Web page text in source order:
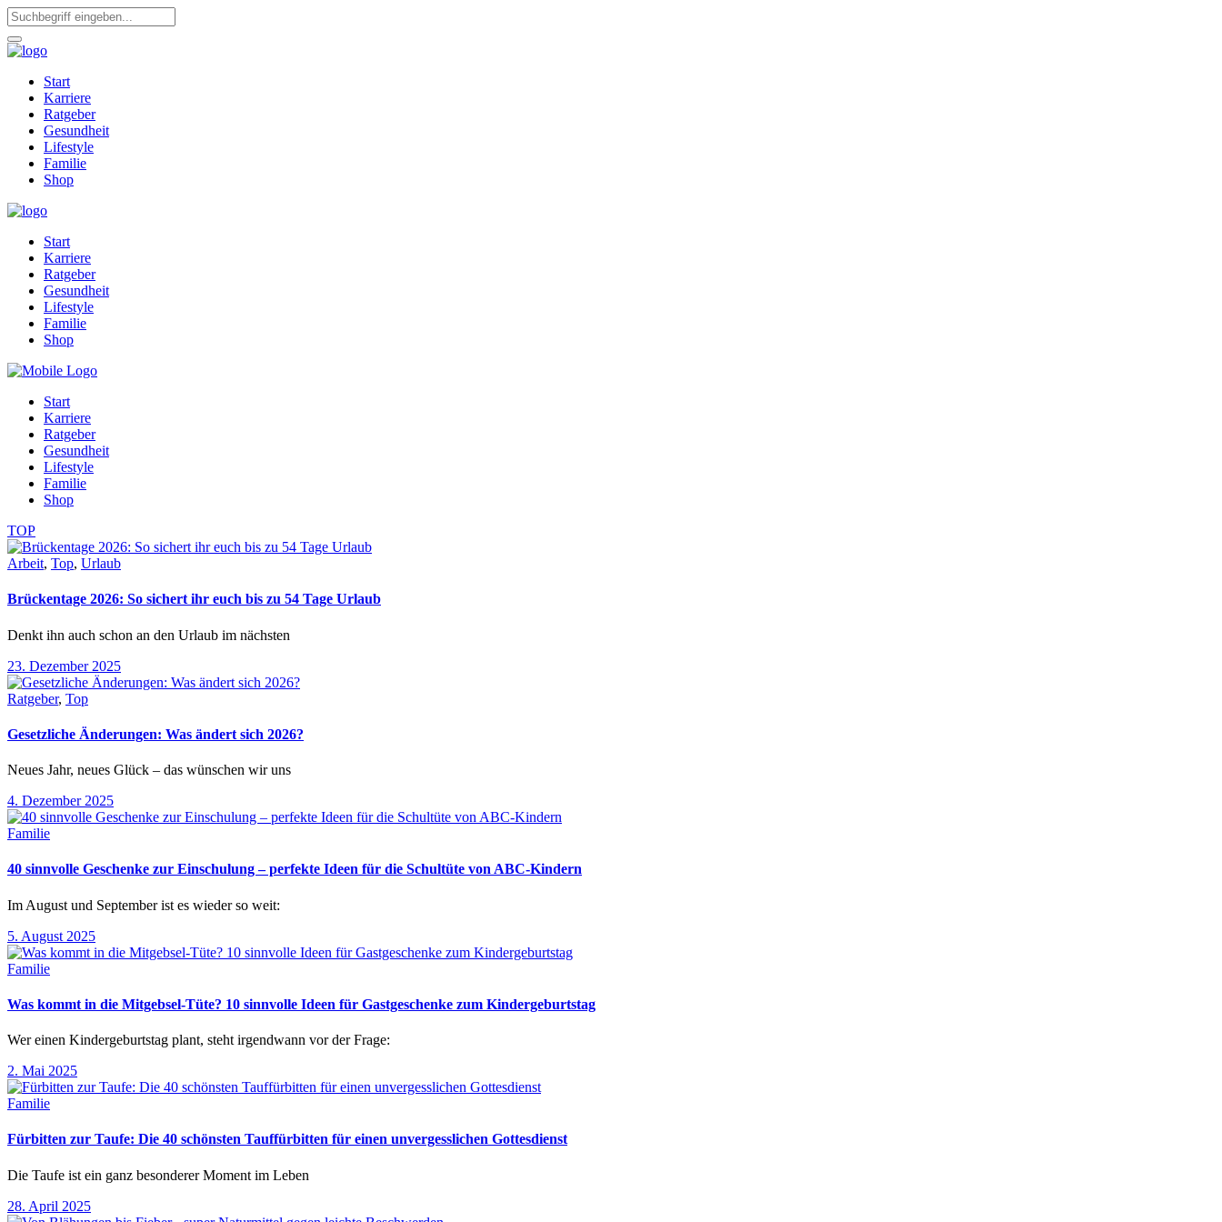
Start
Karriere
Ratgeber
Gesundheit
Lifestyle
Familie
Shop
Start
Karriere
Ratgeber
Gesundheit
Lifestyle
Familie
Shop
Start
Karriere
Ratgeber
Gesundheit
Lifestyle
Familie
Shop
TOP
Arbeit, Top, Urlaub
Brückentage 2026: So sichert ihr euch bis zu 54 Tage Urlaub
Denkt ihn auch schon an den Urlaub im nächsten
23. Dezember 2025
Ratgeber, Top
Gesetzliche Änderungen: Was ändert sich 2026?
Neues Jahr, neues Glück – das wünschen wir uns
4. Dezember 2025
Familie
40 sinnvolle Geschenke zur Einschulung – perfekte Ideen für die Schultüte von ABC-Kindern
Im August und September ist es wieder so weit:
5. August 2025
Familie
Was kommt in die Mitgebsel-Tüte? 10 sinnvolle Ideen für Gastgeschenke zum Kindergeburtstag
Wer einen Kindergeburtstag plant, steht irgendwann vor der Frage:
2. Mai 2025
Familie
Fürbitten zur Taufe: Die 40 schönsten Tauffürbitten für einen unvergesslichen Gottesdienst
Die Taufe ist ein ganz besonderer Moment im Leben
28. April 2025